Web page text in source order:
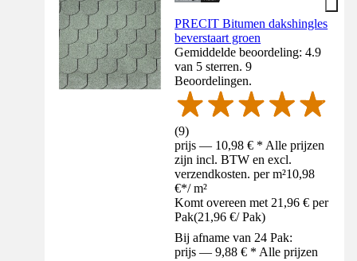
PRECIT Bitumen dakshingles
beverstaart groen
Gemiddelde beoordeling: 4.9
van 5 sterren. 9
Beoordelingen.
(9)
prijs — 10,98 € * Alle prijzen
zijn incl. BTW en excl.
verzendkosten. per m²10,98
€*/ m²
Komt overeen met 21,96 € per
Pak(21,96 €/ Pak)
Bij afname van 24 Pak:
prijs — 9,88 € * Alle prijzen